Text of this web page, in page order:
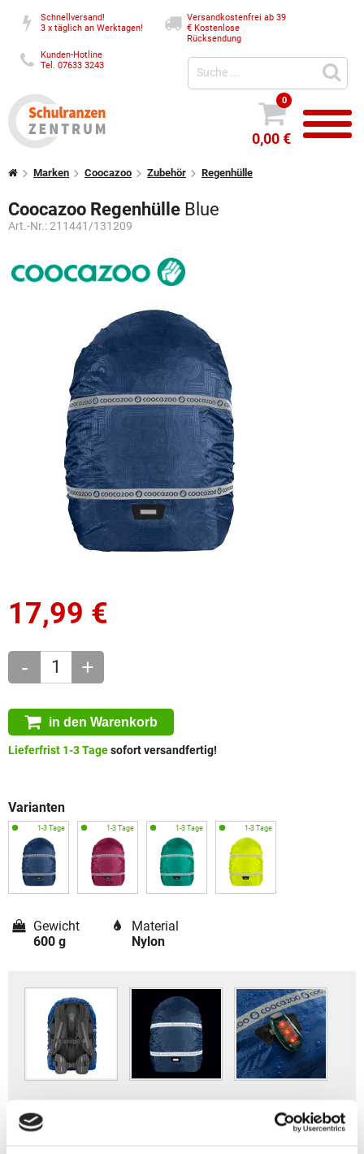
Schnellversand!
3 x täglich an Werktagen!
Versandkostenfrei ab 39
€Kostenlose
Rücksendung
Kunden-Hotline
Tel. 07633 3243
0
0,00 €
Marken Coocazoo Zubehör Regenhülle
Coocazoo Regenhülle Blue
Art.-Nr.:211441/131209
17,99 €
- +
in den Warenkorb
Lieferfrist 1-3 Tagesofort versandfertig!
Varianten
Gewicht
600 g
Material
Nylon